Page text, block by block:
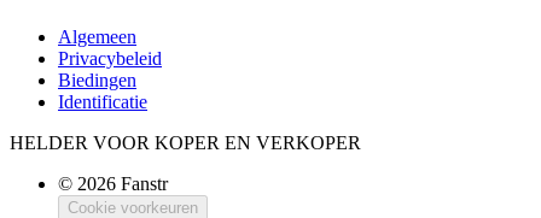
Algemeen
Privacybeleid
Biedingen
Identificatie
HELDER VOOR KOPER EN VERKOPER
© 2026 Fanstr
Cookie voorkeuren